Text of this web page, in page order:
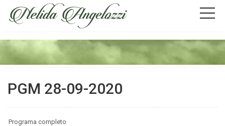
PGM 28-09-2020
Programa completo